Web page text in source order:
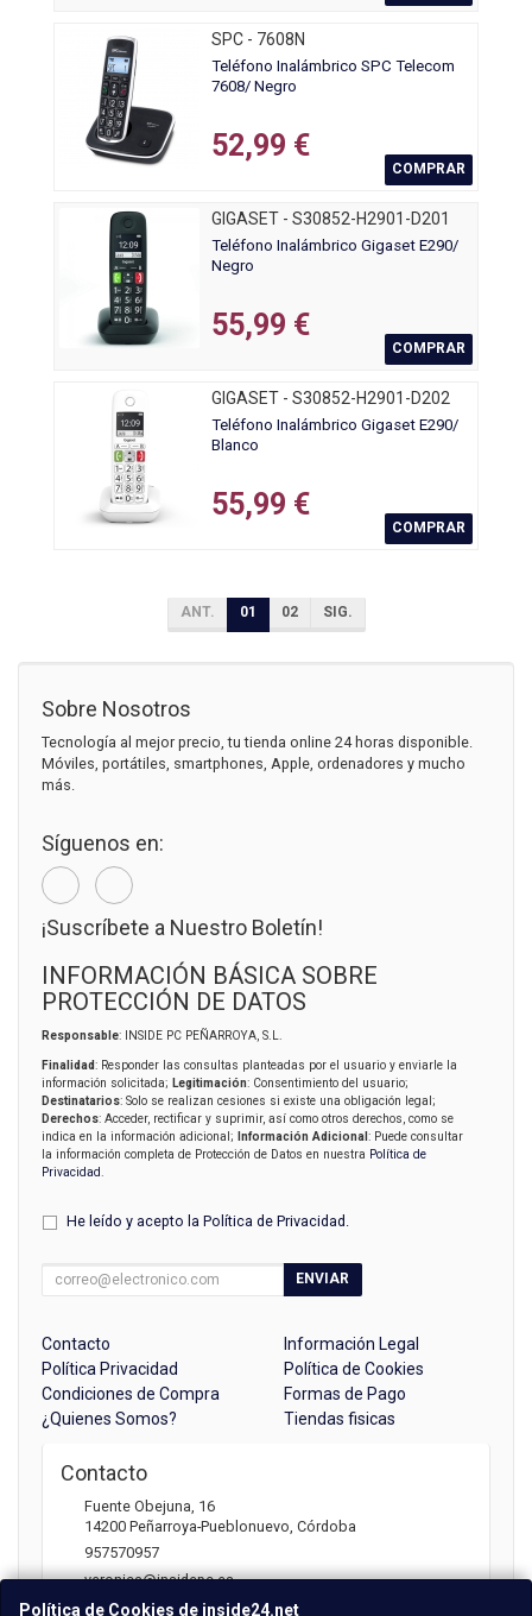
SPC - 7608N
Teléfono Inalámbrico SPC Telecom
7608/ Negro
52,99 €
COMPRAR
GIGASET - S30852-H2901-D201
Teléfono Inalámbrico Gigaset E290/
Negro
55,99 €
COMPRAR
GIGASET - S30852-H2901-D202
Teléfono Inalámbrico Gigaset E290/
Blanco
55,99 €
COMPRAR
ANT. 01 02 SIG.
Política de Cookies de inside24.net
Sobre Nosotros
Tecnología al mejor precio, tu tienda online 24 horas disponible.
Móviles, portátiles, smartphones, Apple, ordenadores y mucho
más.
Síguenos en:
¡Suscríbete a Nuestro Boletín!
INFORMACIÓN BÁSICA SOBRE
PROTECCIÓN DE DATOS
Responsable: INSIDE PC PEÑARROYA, S.L.
Finalidad: Responder las consultas planteadas por el usuario y enviarle la
información solicitada; Legitimación: Consentimiento del usuario;
Destinatarios: Solo se realizan cesiones si existe una obligación legal;
Derechos: Acceder, rectificar y suprimir, así como otros derechos, como se
indica en la información adicional;
Información Adicional : Puede consultar
la información completa de Protección de Datos en nuestra Política de
Privacidad
He leído y acepto la Política de Privacidad
ENVIAR
Contacto
Información Legal
Política Privacidad
Política de Cookies
Condiciones de Compra
Formas de Pago
¿Quienes Somos?
Tiendas fisicas
Contacto
Fuente Obejuna, 16
14200 Peñarroya-Pueblonuevo Córdoba
957570957
veronica@insidepc.es